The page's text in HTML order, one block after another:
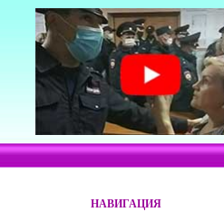
НАВИГАЦИЯ